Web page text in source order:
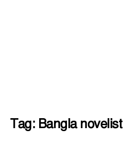
Tag: Bangla novelist